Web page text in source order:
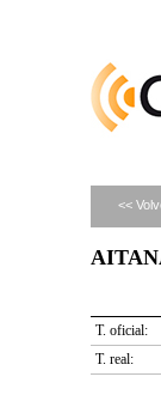
<<
T. oficial:
T. real: